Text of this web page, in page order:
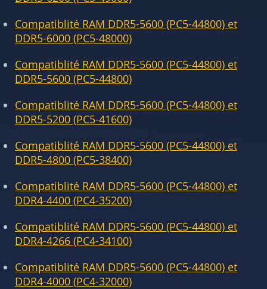
Compatiblité RAM DDR5-5600 (PC5-44800) et
DDR5-6000 (PC5-48000)
Compatiblité RAM DDR5-5600 (PC5-44800) et
DDR5-5600 (PC5-44800)
Compatiblité RAM DDR5-5600 (PC5-44800) et
DDR5-5200 (PC5-41600)
Compatiblité RAM DDR5-5600 (PC5-44800) et
DDR5-4800 (PC5-38400)
Compatiblité RAM DDR5-5600 (PC5-44800) et
DDR4-4400 (PC4-35200)
Compatiblité RAM DDR5-5600 (PC5-44800) et
DDR4-4266 (PC4-34100)
Compatiblité RAM DDR5-5600 (PC5-44800) et
DDR4-4000 (PC4-32000)